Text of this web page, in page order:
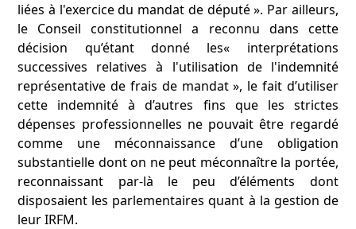
liées à l'exercice du mandat de député ». Par ailleurs,
le Conseil constitutionnel a reconnu dans cette
décision qu’étant donné les« interprétations
successives relatives à l'utilisation de l'indemnité
représentative de frais de mandat », le fait d’utiliser
cette indemnité à d’autres fins que les strictes
dépenses professionnelles ne pouvait être regardé
comme une méconnaissance d’une obligation
substantielle dont on ne peut méconnaître la portée,
reconnaissant par-là le peu d’éléments dont
disposaient les parlementaires quant à la gestion de
leur IRFM.